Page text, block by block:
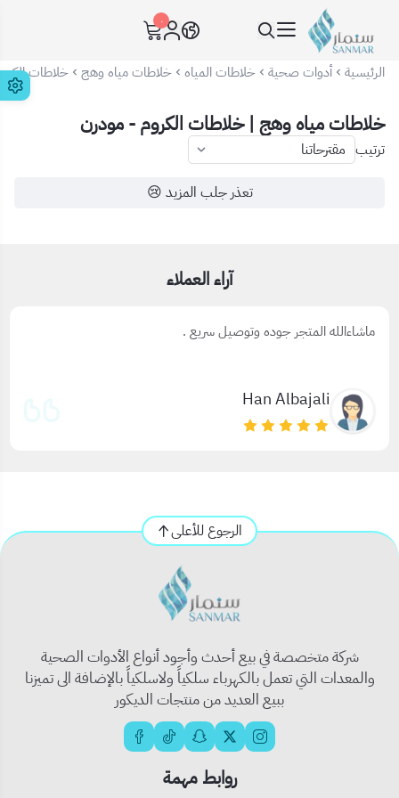
سنمار Sanmar
٠
الرئيسية أدوات صحية خلاطات المياه خلاطات مياه وهج خلاطات
خلاطات مياه وهج | خلاطات الكروم - مودرن
ترتيب
تعذر جلب المزيد 😢
آراء العملاء
ماشاءالله المتجر جوده وتوصيل سريع .
Han Albajali
الرجوع للأعلى
شركة متخصصة في بيع أحدث وأجود أنواع الأدوات الصحية
والمعدات التي تعمل بالكهرباء سلكياً ولاسلكياً بالإضافة الى تميزنا
ببيع العديد من منتجات الديكور
روابط مهمة